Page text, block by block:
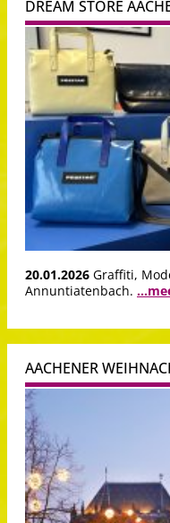
DREAM STORE
20.01.2026 Graffiti,
Annuntiatenbach.
AACHENER